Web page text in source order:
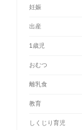
妊娠
出産
1歳児
おむつ
離乳食
教育
しくじり育児